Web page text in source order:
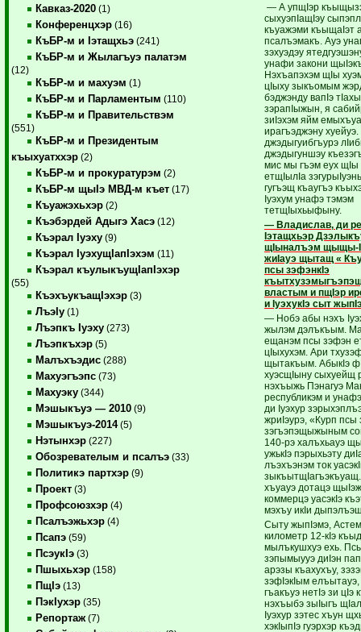
Кавказ-2020 (1)
Конференцхэр (16)
КъБР-м и Iэтащхьэ (241)
КъБР-м и Жылагъуэ палатэм
(12)
КъБР-м и махуэм (1)
КъБР-м и Парламентым (110)
КъБР-м и Правительствэм
(551)
КъБР-м и Президентым
къыхуатххэр (2)
КъБР-м и прокуратурэм (2)
КъБР-м щыIэ МВД-м къет (17)
Къуажэхьхэр (2)
Къэбэрдей Адыгэ Хасэ (12)
Къэрал Iуэху (9)
Къэрал IуэхущIапIэхэм (11)
Къэрал къулыкъущIапIэхэр
(55)
КъэхъукъащIэхэр (3)
ЛъэIу (1)
Лъэпкъ Iуэху (273)
Лъэпкъхэр (5)
Малъхъэдис (288)
Махуэгъэпс (73)
Махуэку (344)
Мэшыкъуэ — 2010 (9)
Мэшыкъуэ-2014(5)
Нэтынхэр (227)
Обозревателым и псалъэ (33)
Политикэ партхэр (9)
Проект (3)
Профсоюзхэр (4)
Псалъэжьхэр (4)
Псапэ (59)
ПсэукIэ (3)
Пшыхьхэр (158)
ПщIэ (13)
ПэкIухэр (35)
Репортаж (7)
— А упщIэр
сыхуэ­пIа­щIэу
къуажэми къыщаIэт
псалъэмакъ. Ауэ
зэхуэдэу
унафи закони
Нэхъапэхэм щIы
цIыху зыкъомым
бэджэнду вапIэ
зэрапIыжын, я
зиIэхэм яйм
ира­гъэ­джэну
джэдыгуибгъурэ
джэдыгуншэу
мис мы гъэм еух щIы
етщIылIа
гугъэщ къаугъэ
Iуэхум уна­фэ тэмэм
тетщIыхьыфыну.
— Владислав, ди
Iэ­тащхьэр
щIыналъэм щы­щы-
жиIауэ щытащ «
псы зэфэнкIэ
властым и пщIэр
и IуэхукIэ сыт
— Нобэ абы нэхъ
жылэм дэлъкъым.
ещанэм псы зэфэн
цIыхухэм. Ари
щытакъым. АбыкIэ
хуэсщIыну сыхуейщ
нэхъыжь Пэнагуэ
республикэм и
ди Iуэхур
жриIэурэ, «Курп псы
зэгъэпэщыжыным
140-рэ халъхьауэ
ужькIэ пэрыхьэту
лъэхъэнэм ток
хъуауэ дотацэ
коммерцэ уасэкIэ
мэхъу икIи
Сыту жыпIэмэ,
километр 12-кIэ
мылъкушхуэ ехь.
зэпымыууэ диIэн
арэзы къахухъу,
зэфIэкIым
гъа­къуэ нетIэ зи цIэ
нэхъыбэ зыIыгъ
Iуэхур зэтес хъун
хэкIыпIэ гуэрхэр